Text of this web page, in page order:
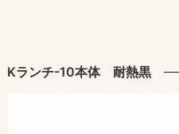
Kランチ-10本体 耐熱黒